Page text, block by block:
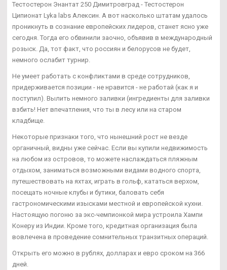
Тестостерон Энантат 250 Димитровград - Тестостерон
Ципионат Lyka labs Алексин. А вот насколько штатам удалось
проникнуть в сознание европейских лидеров, станет ясно уже
сегодня. Тогда его обвинили заочно, объявив в международный
розыск. Да, тот факт, что россиян и белорусов не будет,
немного ослабит турнир.
Не умеет работать с конфликтами в среде сотрудников,
придерживается позиции - не нравится - не работай (как я и
поступил). Вылить немного заливки (ингредиенты для заливки
взбить! Нет впечатления, что ты в лесу или на старом
кладбище.
Некоторые признаки того, что нынешний рост не везде
органичный, видны уже сейчас. Если вы купили недвижимость
на любом из островов, то можете наслаждаться пляжным
отдыхом, заниматься возможными видами водного спорта,
путешествовать на яхтах, играть в гольф, кататься верхом,
посещать ночные клубы и бутики, баловать себя
гастрономическими изысками местной и европейской кухни.
Настоящую погоню за экс-чемпионкой мира устроила Хампи
Конеру из Индии. Кроме того, кредитная организация была
вовлечена в проведение сомнительных транзитных операций.
Открыть его можно в рублях, долларах и евро сроком на 366
дней.